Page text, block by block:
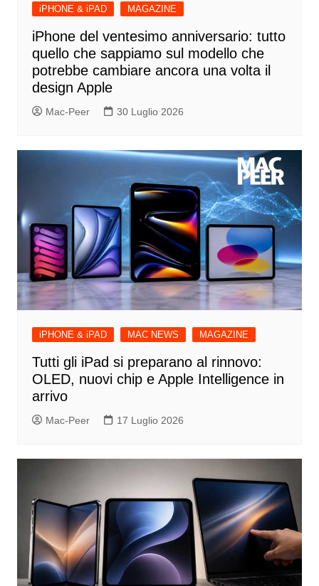
iPHONE & iPAD MAGAZINE
iPhone del ventesimo anniversario: tutto
quello che sappiamo sul modello che
potrebbe cambiare ancora una volta il
design Apple
Mac-Peer 30 Luglio 2026
iPHONE & iPAD MAC NEWS MAGAZINE
Tutti gli iPad si preparano al rinnovo:
OLED, nuovi chip e Apple Intelligence in
arrivo
Mac-Peer 17 Luglio 2026